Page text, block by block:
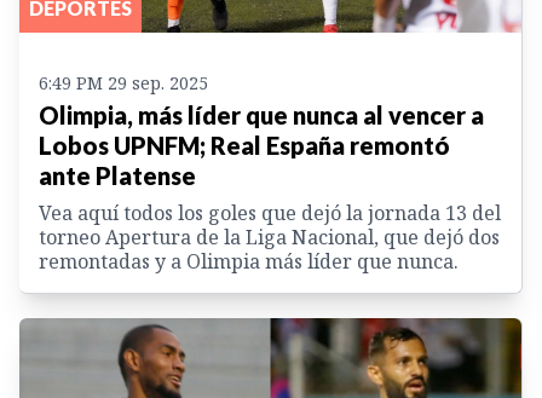
DEPORTES
6:49 PM 29 sep. 2025
Olimpia, más líder que nunca al vencer a
Lobos UPNFM; Real España remontó
ante Platense
Vea aquí todos los goles que dejó la jornada 13 del
torneo Apertura de la Liga Nacional, que dejó dos
remontadas y a Olimpia más líder que nunca.